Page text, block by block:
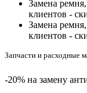
Замена
клиентов -
Замена
клиентов -
Запчасти и расходные
-20% на замену